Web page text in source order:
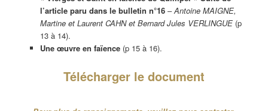
l’article paru dans le bulletin n°16–Antoine MAIGNE,
Martine et Laurent CAHN et Bernard Jules VERLINGUE (p
13 à 14).
Une œuvre en faïence (p 15 à 16).
Télécharger le document